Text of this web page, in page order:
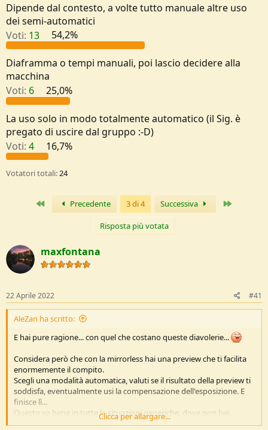
n
e
Dipende dal contesto, a volte tutto manuale altre uso
dei semi-automatici
Voti: 13 54,2%
Diaframma o tempi manuali, poi lascio decidere alla
macchina
Voti: 6 25,0%
La uso solo in modo totalmente automatico (il Sig. è
pregato di uscire dal gruppo :-D)
Voti: 4 16,7%
Votatori totali 24
Primo Precedente 3 di 4 Successiva
Risposta più votata
maxfontana
22 Aprile 2022 #41
AleZan ha scritto:
E hai pure ragione... con quel che costano queste diavolerie...
Considera però che con la mirrorless hai una preview che ti facilita
enormemente il compito.
Scegli una modalità automatica, valuti se il risultato della preview ti
soddisfa, eventualmente usi la compensazione dell'esposizione. E
finisce lì...
Questo va bene in tutte le situazioni generiche, dove non hai
voglia/tempo per fare altre considerazioni.
Clicca per allargare...